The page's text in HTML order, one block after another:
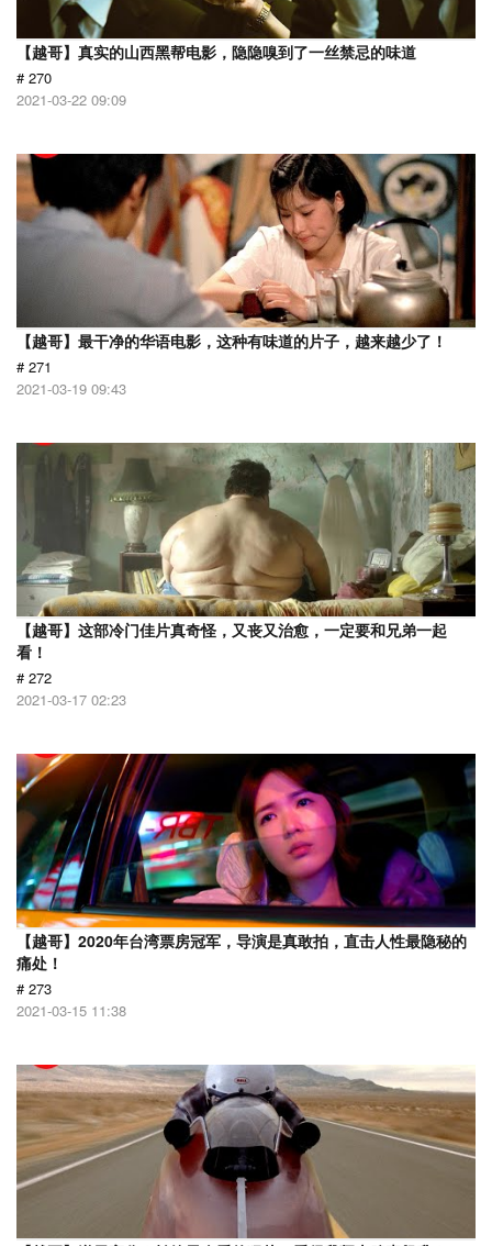
【越哥】真实的山西黑帮电影，隐隐嗅到了一丝禁忌的味道
# 270
2021-03-22 09:09
【越哥】最干净的华语电影，这种有味道的片子，越来越少了！
# 271
2021-03-19 09:43
【越哥】这部冷门佳片真奇怪，又丧又治愈，一定要和兄弟一起
看！
# 272
2021-03-17 02:23
【越哥】2020年台湾票房冠军，导演是真敢拍，直击人性最隐秘的
痛处！
# 273
2021-03-15 11:38